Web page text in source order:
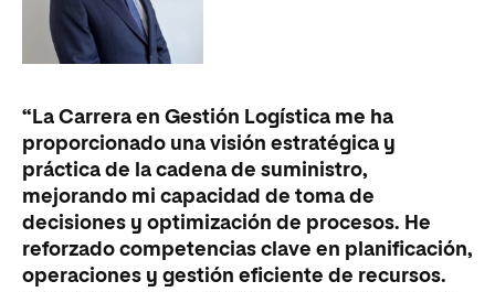
“La Carrera en Gestión Logística me ha
proporcionado una visión estratégica y
práctica de la cadena de suministro,
mejorando mi capacidad de toma de
decisiones y optimización de procesos. He
reforzado competencias clave en planificación,
operaciones y gestión eficiente de recursos.